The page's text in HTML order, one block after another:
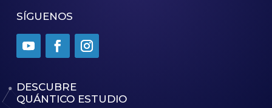
SÍGUENOS
DESCUBRE
QUÁNTICO ESTUDIO